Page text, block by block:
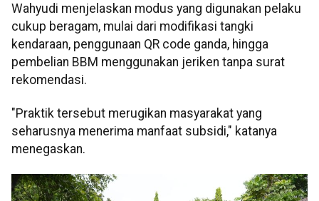
Wahyudi menjelaskan modus yang digunakan pelaku
cukup beragam, mulai dari modifikasi tangki
kendaraan, penggunaan QR code ganda, hingga
pembelian BBM menggunakan jeriken tanpa surat
rekomendasi.
"Praktik tersebut merugikan masyarakat yang
seharusnya menerima manfaat subsidi," katanya
menegaskan.